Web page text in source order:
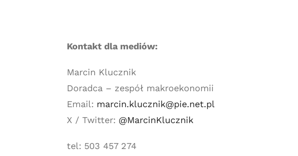
Kontakt dla mediów:
Marcin Klucznik
Doradca – zespół makroekonomii
Email: marcin.klucznik@pie.net.pl
X / Twitter: @MarcinKlucznik
tel: 503 457 274